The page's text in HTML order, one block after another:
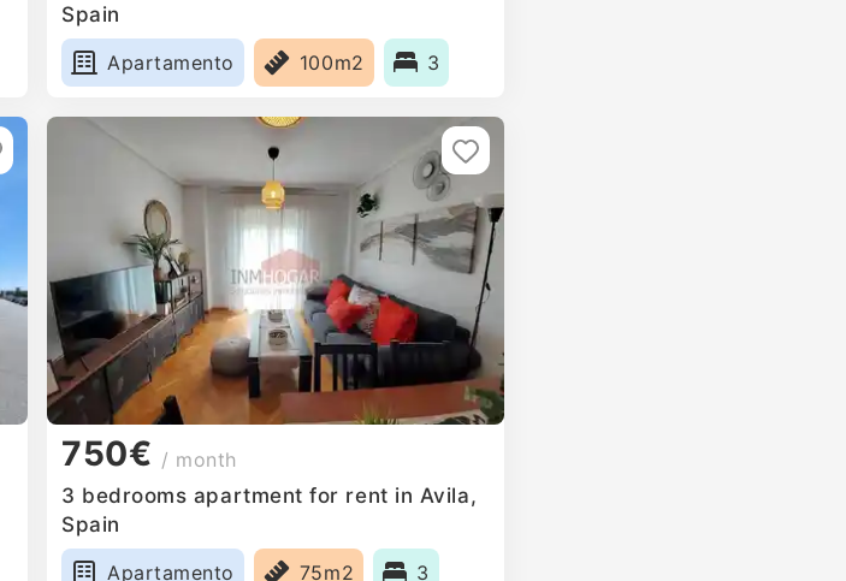
Spain
Apartamento
100m2 3
750€ / month
3 bedrooms apartment for rent in Avila,
Spain
Apartamento
75m2 3